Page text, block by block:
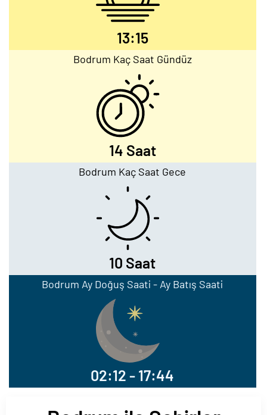
13:15
Bodrum Kaç Saat Gündüz
14 Saat
Bodrum Kaç Saat Gece
10 Saat
Bodrum Ay Doğuş Saati - Ay Batış Saati
02:12 - 17:44